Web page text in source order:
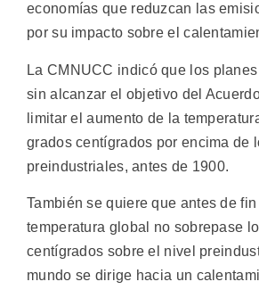
economías que reduzcan las
por su impacto sobre el
La CMNUCC indicó que los
sin alcanzar el objetivo del
limitar el aumento de la
grados centígrados por encima de
preindustriales, antes de 1900.
También se quiere que antes de
temperatura global no sobrepase
centígrados sobre el nivel
mundo se dirige hacia un